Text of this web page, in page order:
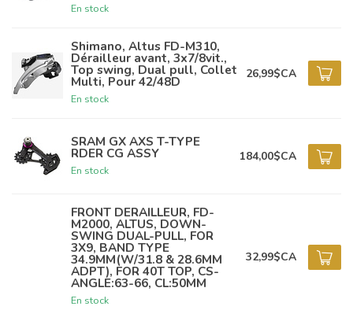
En stock
Shimano, Altus FD-M310,
Dérailleur avant, 3x7/8vit.,
Top swing, Dual pull, Collet
Multi, Pour 42/48D
En stock
26,99$CA
SRAM GX AXS T-TYPE
RDER CG ASSY
En stock
184,00$CA
FRONT DERAILLEUR, FD-
M2000, ALTUS, DOWN-
SWING DUAL-PULL, FOR
3X9, BAND TYPE
34.9MM(W/31.8 & 28.6MM
ADPT), FOR 40T TOP, CS-
ANGLE:63-66, CL:50MM
En stock
32,99$CA